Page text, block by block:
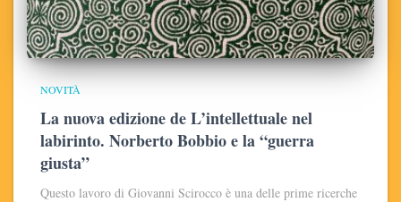
NOVITÀ
La nuova edizione de L’intellettuale nel
labirinto. Norberto Bobbio e la “guerra
giusta”
Questo lavoro di Giovanni Scirocco è una delle prime ricerche